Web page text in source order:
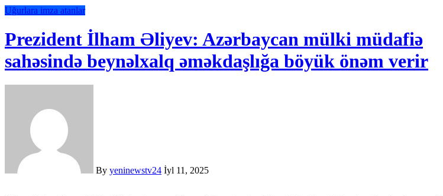
Uğurlara imza atanlar
Prezident İlham Əliyev: Azərbaycan mülki müdafiə
sahəsində beynəlxalq əməkdaşlığa böyük önəm verir
By yeninewstv24 İyl 11, 2025